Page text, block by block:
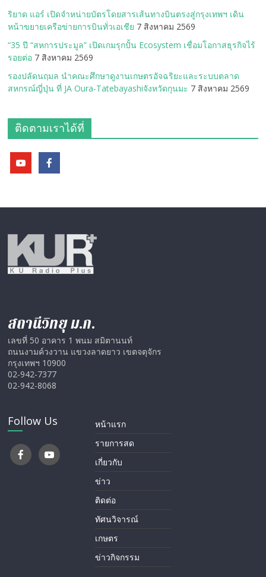
ริยาด แอร์ เปิดจำหน่ายบัตรโดยสารเส้นทางบินตรงสู่กรุงเทพฯ เดิน
หน้าขยายเครือข่ายการบินทั่วเอเชีย 7 สิงหาคม 2569
“35 ปี “สหการประมูล” เปิดเกมรุกปั้น Ecosystem เชื่อมโอกาสธุรกิจไร้
รอยต่อ 7 สิงหาคม 2569
รองปลัดนฤมล นำคณะศึกษาดูงานเกษตรอัจฉริยะและระบบตลาด
สหกรณ์ญี่ปุ่น ที่ JA Oura-Tatebayashiจังหวัดกุนมะ 7 สิงหาคม 2569
ติดตามเราได้ที่
สถานีวิทยุ ม.ก.
เลขที่ 50 อาคาร 1 พนม สมิตานนท์
ถนนงามค์วงวาน แขวงลาดยาว เขตจตุจักร
กรุงเทพฯ 10900
02-942-7377
02-942-8068
Follow Us
หน้าแรก
รายการสด
เกี่ยวกับ
ข่าว
ติดต่อ
ทัศนวิจารณ์
เกษตร
ข่าวกิจกรรม